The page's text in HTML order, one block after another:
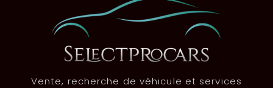
Vente, recherche de véhicule et services